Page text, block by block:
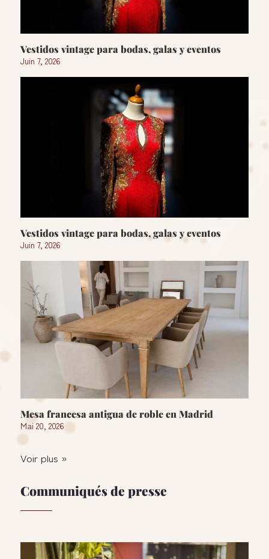
Vestidos vintage para bodas, galas y eventos
Juin 7, 2026
Vestidos vintage para bodas, galas y eventos
Juin 7, 2026
Mesa francesa antigua de roble en Madrid
Mai 20, 2026
Voir plus »
Communiqués de presse